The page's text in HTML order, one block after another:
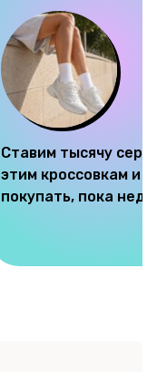
Ставим тысячу
этим кроссовкам и
покупать, пока